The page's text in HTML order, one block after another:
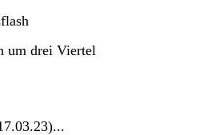
um drei Viertel